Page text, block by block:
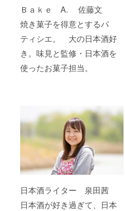
Ｂａｋｅ A. 佐藤文
焼き菓子を得意とするパ
ティシエ。 大の日本酒好
き。味見と監修・日本酒を
使ったお菓子担当。
日本酒ライター 泉田茜
日本酒が好き過ぎて、日本